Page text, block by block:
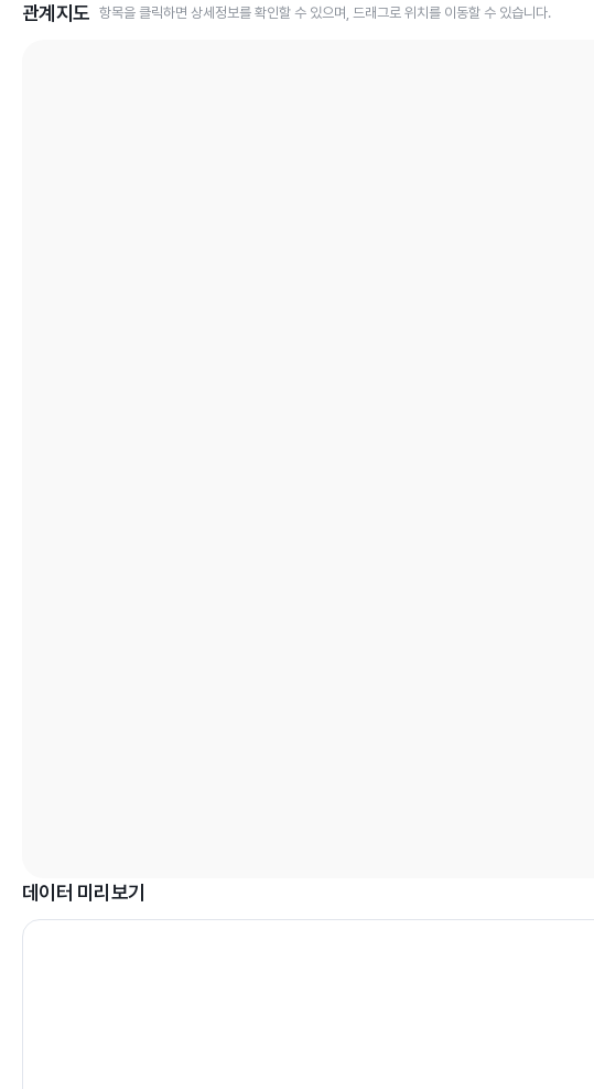
관계지도 항목을 클릭하면 상세정보를 확인할 수 있으며, 드래그로 위치를 이동할 수 있습니다.
데이터 미리보기